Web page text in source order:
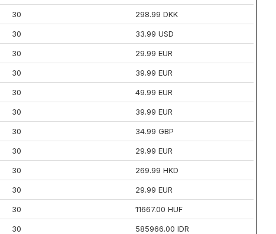
30 298.99 DKK
30 33.99 USD
30 29.99 EUR
30 39.99 EUR
30 49.99 EUR
30 39.99 EUR
30 34.99 GBP
30 29.99 EUR
30 269.99 HKD
30 29.99 EUR
30 11667.00 HUF
30 585966.00 IDR